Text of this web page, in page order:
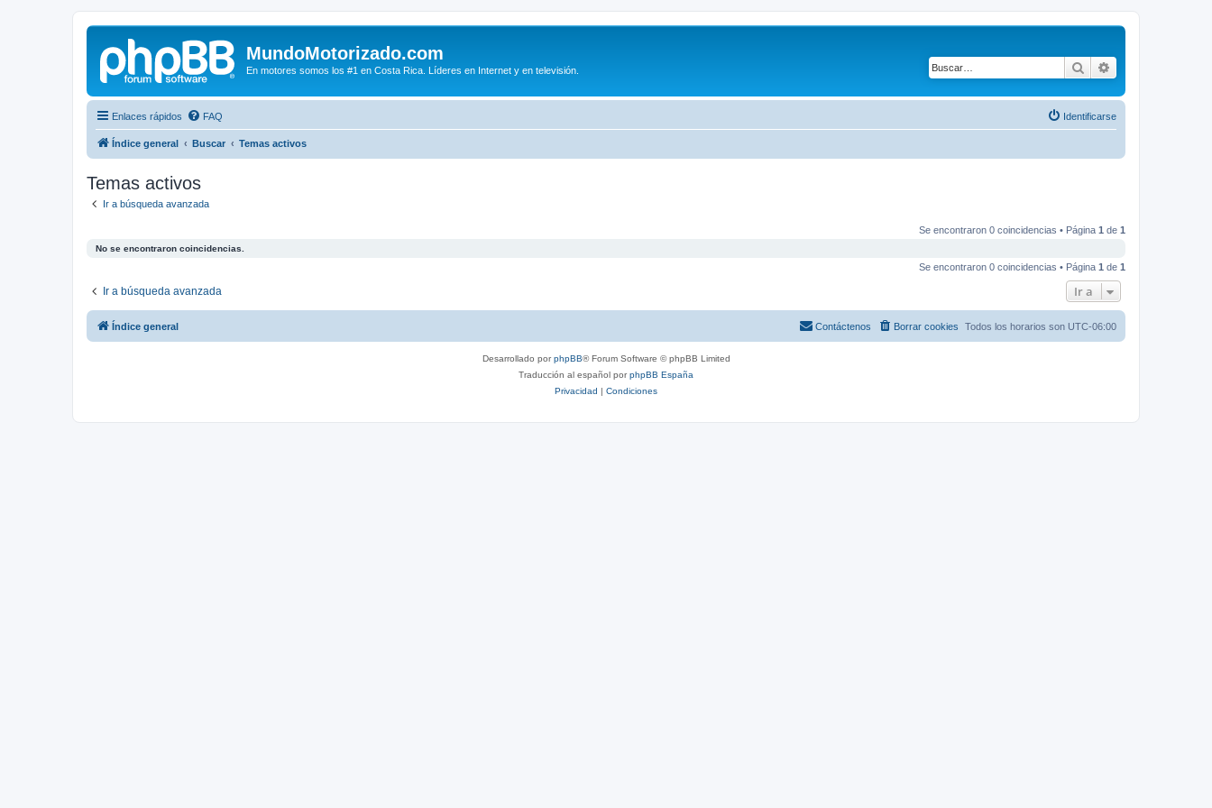
MundoMotorizado.com
En motores somos los #1 en Costa Rica. Líderes en Internet y en televisión. Buscar
Enlaces rápidos FAQ Identificarse
Índice general Buscar Temas activos
Temas activos
Ir a búsqueda avanzada
Se encontraron 0 coincidencias • Página 1 de 1
No se encontraron coincidencias.
Se encontraron 0 coincidencias • Página 1 de 1
Ir a búsqueda avanzada Ir a
Índice general Todos los horarios son UTC-06:00
Borrar cookies
Contáctenos
Desarrollado porphpBB® Forum Software © phpBB Limited
Traducción al español porphpBB España
Privacidad | Condiciones